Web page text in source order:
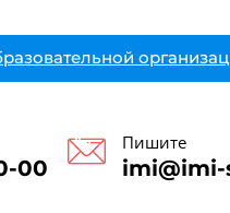
00
Пишите
imi@imi-